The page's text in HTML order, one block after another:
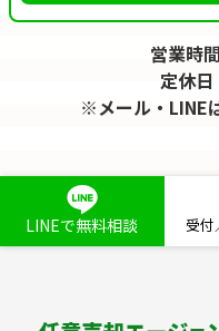
営業時
定休日
※メール・LINE
LINEで無料相談 受付